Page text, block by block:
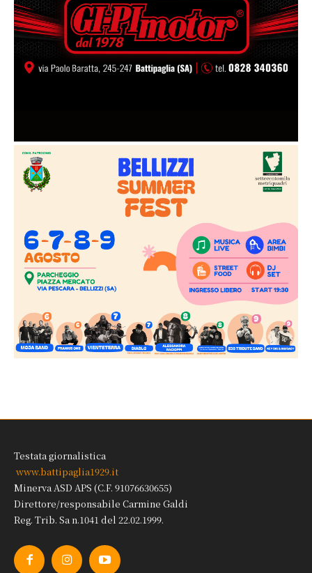
Testata giornalistica
www.battipaglia1929.it
Minerva ASD APS (C.F. 91076630655)
Direttore/responsabile Carmine Galdi
Reg. Trib. Sa n.1041 del 22.02.1999.